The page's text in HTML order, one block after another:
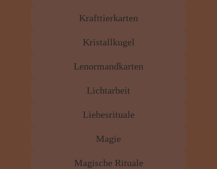
Krafttierkarten
Kristallkugel
Lenormandkarten
Lichtarbeit
Liebesrituale
Magie
Magische Rituale